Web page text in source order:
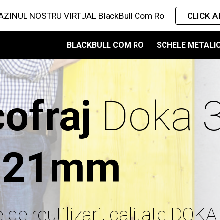
to main content Skip to
NOSTRU VIRTUAL BlackBull Com Ro CLICK
BLACKBULL COM RO SCHELE
21mm
de reutilizari, calitate DOKA